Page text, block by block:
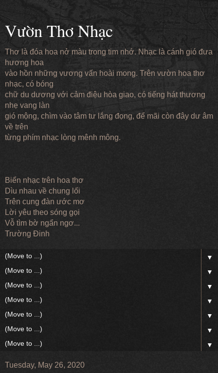
Vườn Thơ Nhạc
Thơ là đóa hoa nở màu trong tim nhớ. Nhạc là cánh gió đưa
hương hoa
vào hồn những vương vấn hoài mong. Trên vườn hoa thơ
nhạc, có bóng
chữ du dương với cảm điệu hòa giao, có tiếng hát thương
nhẹ vang làn
gió mộng, chìm vào tâm tư lắng đọng, để mãi còn đây dư âm
về trên
từng phím nhạc lòng mênh mông.
Biển nhạc trên hoa thơ
Dìu nhau về chung lối
Trên cung đàn ước mơ
Lời yêu theo sóng gọi
Vỗ tìm bờ ngẩn ngơ...
Trường Đinh
▼
▼
▼
▼
▼
▼
▼
Tuesday, May 26, 2020